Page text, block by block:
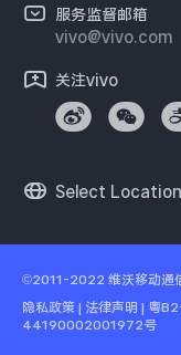
环保回收
开放平台
隐私中心
服务监督邮箱
vivo@vivo.com
关注vivo
Select Location
©2011-2022 维沃移动通
隐私政策 | 法律声明 | 粤
44190002001972号